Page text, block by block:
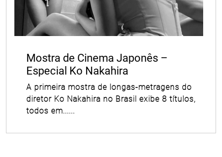
Mostra de Cinema Japonês –
Especial Ko Nakahira
A primeira mostra de longas-metragens do
diretor Ko Nakahira no Brasil exibe 8 títulos,
todos em......